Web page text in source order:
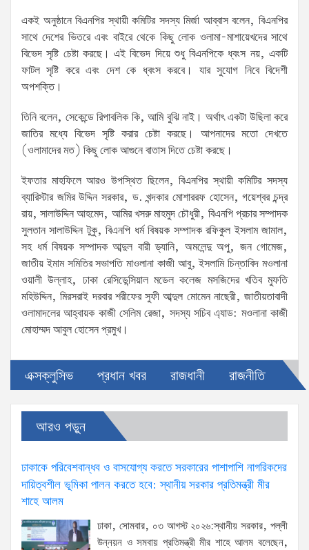
একই অনুষ্ঠানে বিএনপির স্থায়ী কমিটির সদস্য মির্জা আব্বাস বলেন, বিএনপির
সাথে দেশের ভিতরে এবং বাইরে থেকে কিছু লোক ওলামা-মাশায়েখদের সাথে
বিভেদ সৃষ্টি চেষ্টা করছে। এই বিভেদ দিয়ে শুধু বিএনপিকে ধ্বংস নয়, একটি
ফাটল সৃষ্টি করে এবং দেশ কে ধ্বংস করবে। যার সুযোগ নিবে বিদেশী
অপশক্তি।
তিনি বলেন, সেকেন্ডে রিপাবলিক কি, আমি বুঝি নাই। অর্থাৎ একটা উছিলা করে
জাতির মধ্যে বিভেদ সৃষ্টি করার চেষ্টা করছে। আপনাদের মতো দেখতে
(ওলামাদের মত) কিছু লোক আগুনে বাতাস দিতে চেষ্টা করছে।
ইফতার মাহফিলে আরও উপস্থিত ছিলেন, বিএনপির স্থায়ী কমিটির সদস্য
ব্যারিস্টার জমির উদ্দিন সরকার, ড. খন্দকার মোশাররফ হোসেন, গয়েশ্বর চন্দ্র
রায়, সালাউদ্দিন আহমেদ, আমির খসরু মাহমুদ চৌধুরী, বিএনপি প্রচার সম্পাদক
সুলতান সালাউদ্দিন টুকু, বিএনপি ধর্ম বিষয়ক সম্পাদক রফিকুল ইসলাম জামাল,
সহ ধর্ম বিষয়ক সম্পাদক আব্দুল বারী ড্যানি, অমলেন্দু অপু, জন গোমেজ,
জাতীয় ইমাম সমিতির সভাপতি মাওলানা কাজী আবু, ইসলামি চিন্তাবিদ মওলানা
ওয়ালী উল্লাহ, ঢাকা রেসিডেন্সিয়াল মডেল কলেজ মসজিদের খতিব মুফতি
মহিউদ্দিন, মিরসরাই দরবার শরীফের সুফী আব্দুল মোমেন নাছেরী, জাতীয়তাবাদী
ওলামাদলের আহ্বায়ক কাজী সেলিম রেজা, সদস্য সচিব এ্যাড: মওলানা কাজী
মোহাম্মদ আবুল হোসেন প্রমুখ।
এক্সক্লুসিভ প্রধান খবর রাজধানী রাজনীতি
আরও পড়ুন
ঢাকাকে পরিবেশবান্ধব ও বাসযোগ্য করতে সরকারের পাশাপাশি নাগরিকদের
দায়িত্বশীল ভূমিকা পালন করতে হবে: স্থানীয় সরকার প্রতিমন্ত্রী মীর
শাহে আলম
ঢাকা, সোমবার, ০৩ আগস্ট ২০২৬:স্থানীয় সরকার, পল্লী
উন্নয়ন ও সমবায় প্রতিমন্ত্রী মীর শাহে আলম বলেছেন,